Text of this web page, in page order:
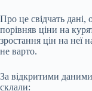
Про це свідчать дані,
порівняв ціни на
зростання цін на неї
не варто.
За відкритими
склали: